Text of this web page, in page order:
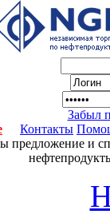
Забыл
Контакты
предложение и